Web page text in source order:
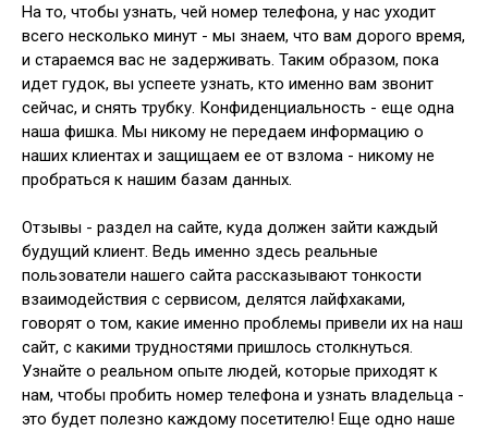
На то, чтобы узнать, чей номер телефона, у нас уходит
всего несколько минут - мы знаем, что вам дорого время,
и стараемся вас не задерживать. Таким образом, пока
идет гудок, вы успеете узнать, кто именно вам звонит
сейчас, и снять трубку. Конфиденциальность - еще одна
наша фишка. Мы никому не передаем информацию о
наших клиентах и защищаем ее от взлома - никому не
пробраться к нашим базам данных.
Отзывы - раздел на сайте, куда должен зайти каждый
будущий клиент. Ведь именно здесь реальные
пользователи нашего сайта рассказывают тонкости
взаимодействия с сервисом, делятся лайфхаками,
говорят о том, какие именно проблемы привели их на наш
сайт, с какими трудностями пришлось столкнуться.
Узнайте о реальном опыте людей, которые приходят к
нам, чтобы пробить номер телефона и узнать владельца -
это будет полезно каждому посетителю! Еще одно наше